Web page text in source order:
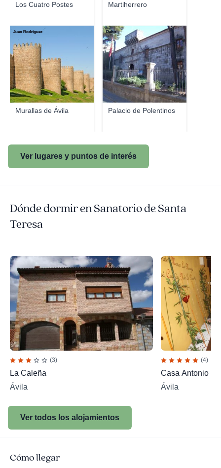
Los Cuatro Postes Martiherrero
Murallas de Ávila
Juan Rodríguez
Palacio de Polentinos
Dahis
Ver lugares y puntos de interés
Dónde dormir en Sanatorio de Santa
Teresa
(3)
La Caleña
Ávila
(4)
Casa Antonio
Ávila
Ver todos los alojamientos
Cómo llegar